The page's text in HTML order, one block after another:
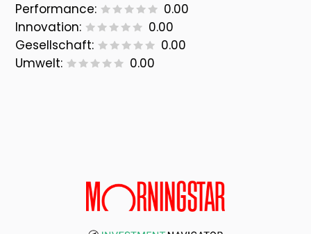
Performance:
0.00
Innovation:
0.00
Gesellschaft:
0.00
Umwelt:
0.00